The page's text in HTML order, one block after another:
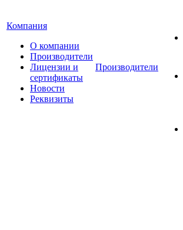
Компания
О компании
Производители
Лицензии и
сертификаты
Новости
Реквизиты
Производители